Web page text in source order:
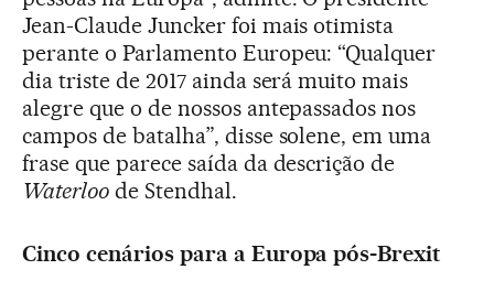
Jean-Claude Juncker foi mais otimista
perante o Parlamento Europeu: “Qualquer
dia triste de 2017 ainda será muito mais
alegre que o de nossos antepassados nos
campos de batalha”, disse solene, em uma
frase que parece saída da descrição de
Waterloode Stendhal.
Cinco cenários para a Europa pós-Brexit